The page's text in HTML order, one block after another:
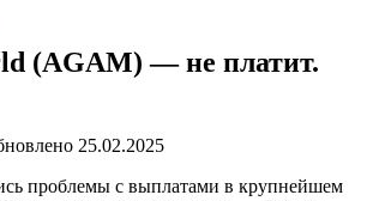
(AGAM) — не платит.
25.02.2025
проблемы с выплатами в крупнейшем